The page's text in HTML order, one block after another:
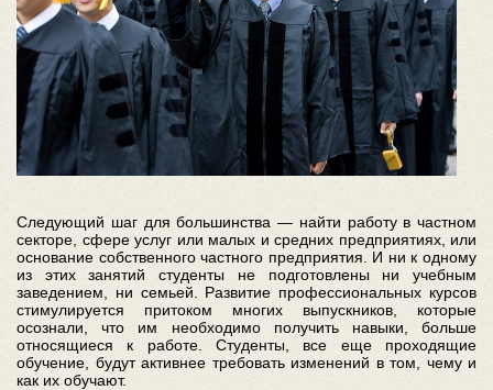
Следующий шаг для большинства — найти работу в частном
секторе, сфере услуг или малых и средних предприятиях, или
основание собственного частного предприятия. И ни к одному
из этих занятий студенты не подготовлены ни учебным
заведением, ни семьей. Развитие профессиональных курсов
стимулируется притоком многих выпускников, которые
осознали, что им необходимо получить навыки, больше
относящиеся к работе. Студенты, все еще проходящие
обучение, будут активнее требовать изменений в том, чему и
как их обучают.